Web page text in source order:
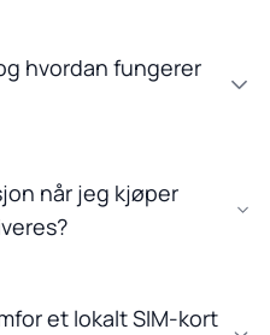
hvordan fungerer
når jeg kjøper
et lokalt SIM-kort